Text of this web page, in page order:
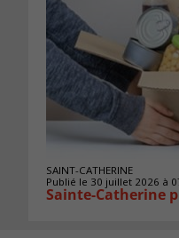
SAINT-CATHERINE
Publié le 30 juillet 2026 à
Sainte-Catherine